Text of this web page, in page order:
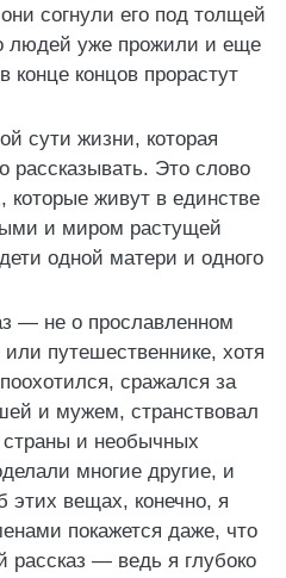
согнули его под толщей
людей уже прожили и еще
концов прорастут
сути жизни, которая
рассказывать. Это слово
живут в единстве
и миром растущей
одной матери и одного
— не о прославленном
путешественнике, хотя
сражался за
и мужем, странствовал
и необычных
многие другие, и
этих вещах, конечно, я
покажется даже, что
— ведь я глубоко